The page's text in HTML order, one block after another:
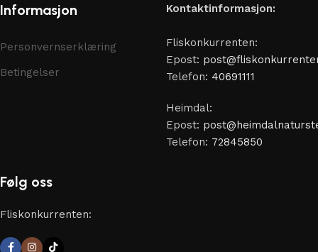
Informasjon
Personvernserklæring
Betingelser
Kontaktinformasjon:
Fliskonkurrenten:
Epost:
Telefon: 40691111
Heimdal:
Epost:
Telefon: 72845850
Følg oss
Fliskonkurrenten: